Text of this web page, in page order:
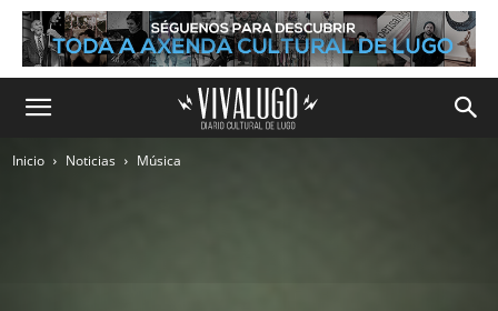
Inicio Noticias Música